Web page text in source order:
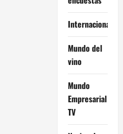
Internacional
Mundo del
vino
Mundo
Empresarial
TV